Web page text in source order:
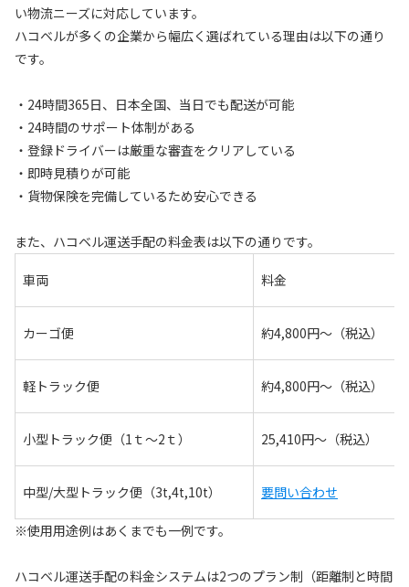
い物流ニーズに対応しています。
ハコベルが多くの企業から幅広く選ばれている理由は以下の通り
です。
・24時間365日、日本全国、当日でも配送が可能
・24時間のサポート体制がある
・登録ドライバーは厳重な審査をクリアしている
・即時見積りが可能
・貨物保険を完備しているため安心できる
また、ハコベル運送手配の料金表は以下の通りです。
車両 料金
カーゴ便 約4,800円～（税込）
軽トラック便 約4,800円～（税込）
小型トラック便（1ｔ～2ｔ） 25,410円～（税込）
中型/大型トラック便（3t,4t,10t） 要問い合わせ
※使用用途例はあくまでも一例です。
ハコベル運送手配の料金システムは2つのプラン制（距離制と時間